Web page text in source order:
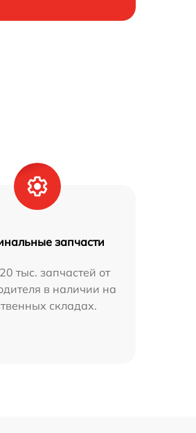
запчасти
тыс. запчастей от
в наличии на
складах.